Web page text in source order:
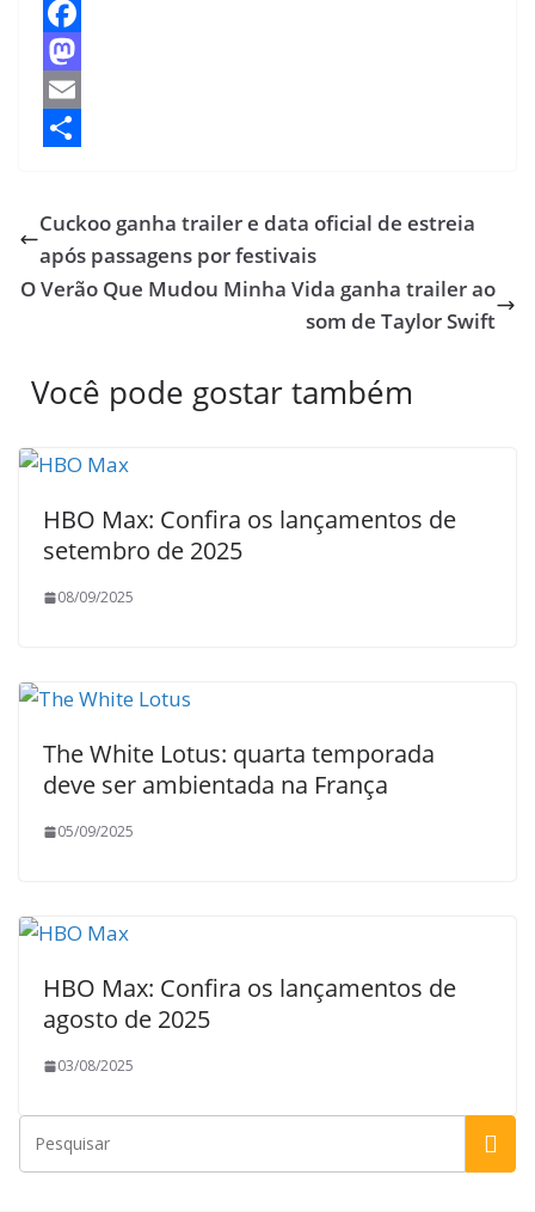
F
a
c
o
M
a
d
E
lr
Cuckoo ganha trailer e data oficial de estreia
após passagens por festivais
O Verão Que Mudou Minha Vida ganha trailer ao
som de Taylor Swift
Você pode gostar também
HBO Max: Confira os lançamentos de
setembro de 2025
08/09/2025
The White Lotus: quarta temporada
deve ser ambientada na França
05/09/2025
HBO Max: Confira os lançamentos de
agosto de 2025
03/08/2025